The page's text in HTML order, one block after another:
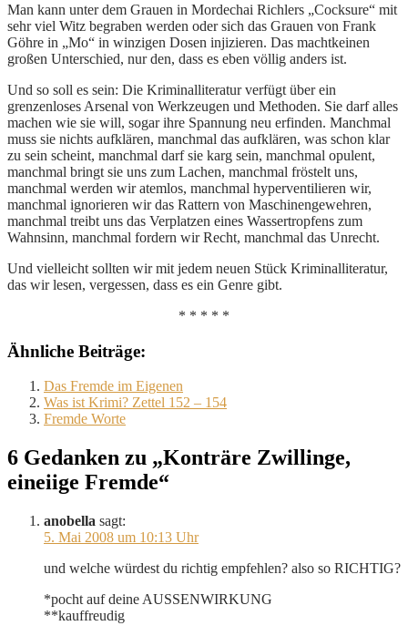
Man kann unter dem Grauen in Mordechai Richlers „Cocksure“ mit
sehr viel Witz begraben werden oder sich das Grauen von Frank
Göhre in „Mo“ in winzigen Dosen injizieren. Das machtkeinen
großen Unterschied, nur den, dass es eben völlig anders ist.
Und so soll es sein: Die Kriminalliteratur verfügt über ein
grenzenloses Arsenal von Werkzeugen und Methoden. Sie darf alles
machen wie sie will, sogar ihre Spannung neu erfinden. Manchmal
muss sie nichts aufklären, manchmal das aufklären, was schon klar
zu sein scheint, manchmal darf sie karg sein, manchmal opulent,
manchmal bringt sie uns zum Lachen, manchmal fröstelt uns,
manchmal werden wir atemlos, manchmal hyperventilieren wir,
manchmal ignorieren wir das Rattern von Maschinengewehren,
manchmal treibt uns das Verplatzen eines Wassertropfens zum
Wahnsinn, manchmal fordern wir Recht, manchmal das Unrecht.
Und vielleicht sollten wir mit jedem neuen Stück Kriminalliteratur,
das wir lesen, vergessen, dass es ein Genre gibt.
* * * * *
Ähnliche Beiträge:
Das Fremde im Eigenen
Was ist Krimi? Zettel 152 – 154
Fremde Worte
6 Gedanken zu „Konträre Zwillinge,
eineiige Fremde“
anobella sagt:
5. Mai 2008 um 10:13 Uhr
und welche würdest du richtig empfehlen? also so RICHTIG?
*pocht auf deine AUSSENWIRKUNG
**kauffreudig